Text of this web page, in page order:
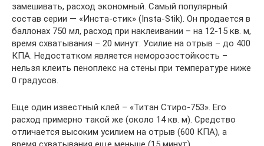
замешивать, расход экономный. Самый популярный
состав серии — «Инста-стик» (Insta-Stik). Он продается в
баллонах 750 мл, расход при наклеивании – на 12-15 кв. м,
время схватывания – 20 минут. Усилие на отрыв – до 400
КПА. Недостатком является неморозостойкость –
нельзя клеить пеноплекс на стены при температуре ниже
0 градусов.
Еще один известный клей – «Титан Стиро-753». Его
расход примерно такой же (около 14 кв. м). Средство
отличается высоким усилием на отрыв (600 КПА), а